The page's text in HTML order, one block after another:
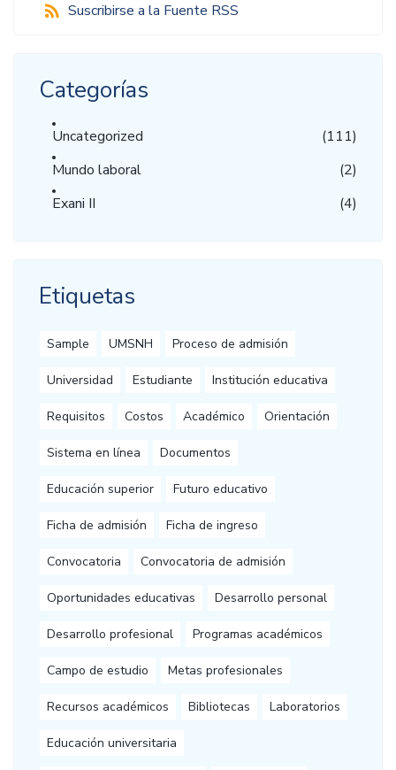
Suscribirse a la Fuente RSS
Categorías
Uncategorized
(111)
Mundo laboral
(2)
Exani II
(4)
Etiquetas
Sample UMSNH Proceso de admisión
Universidad Estudiante Institución educativa
Requisitos Costos Académico Orientación
Sistema en línea Documentos
Educación superior Futuro educativo
Ficha de admisión Ficha de ingreso
Convocatoria Convocatoria de admisión
Oportunidades educativas Desarrollo personal
Desarrollo profesional Programas académicos
Campo de estudio Metas profesionales
Recursos académicos Bibliotecas Laboratorios
Educación universitaria